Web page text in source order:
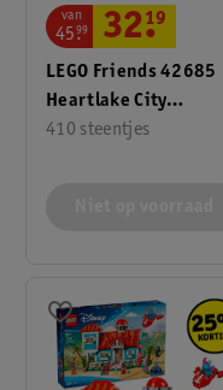
LEGO Friends 42685
Heartlake City
Modeshow
410 steentjes
van
45.
99 32.
19